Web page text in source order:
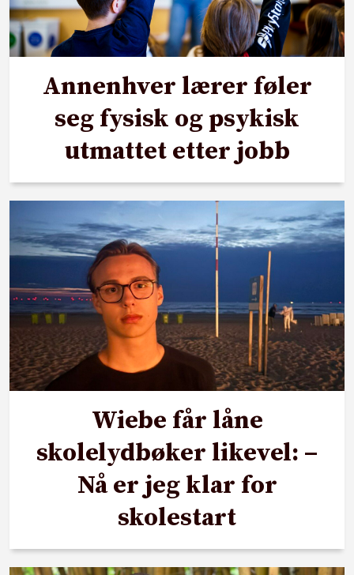
Annenhver lærer føler
seg fysisk og psykisk
utmattet etter jobb
Wiebe får låne
skolelydbøker likevel: –
Nå er jeg klar for
skolestart